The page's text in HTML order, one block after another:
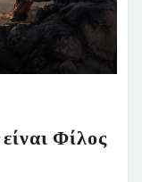
Φίλος